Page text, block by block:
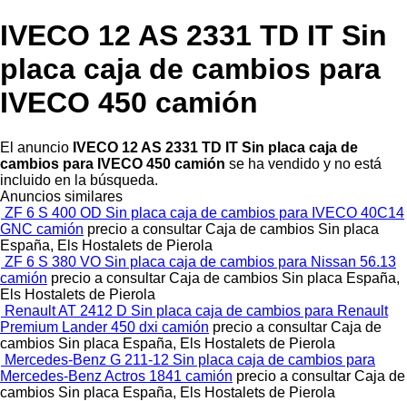
IVECO 12 AS 2331 TD IT Sin
placa caja de cambios para
IVECO 450 camión
El anuncio IVECO 12 AS 2331 TD IT Sin placa caja de
cambios para IVECO 450 camión se ha vendido y no está
incluido en la búsqueda.
Anuncios similares
ZF 6 S 400 OD Sin placa caja de cambios para IVECO 40C14
GNC camión precio a consultar Caja de cambios Sin placa
España, Els Hostalets de Pierola
ZF 6 S 380 VO Sin placa caja de cambios para Nissan 56.13
camión precio a consultar Caja de cambios Sin placa España,
Els Hostalets de Pierola
Renault AT 2412 D Sin placa caja de cambios para Renault
Premium Lander 450 dxi camión precio a consultar Caja de
cambios Sin placa España, Els Hostalets de Pierola
Mercedes-Benz G 211-12 Sin placa caja de cambios para
Mercedes-Benz Actros 1841 camión precio a consultar Caja de
cambios Sin placa España, Els Hostalets de Pierola